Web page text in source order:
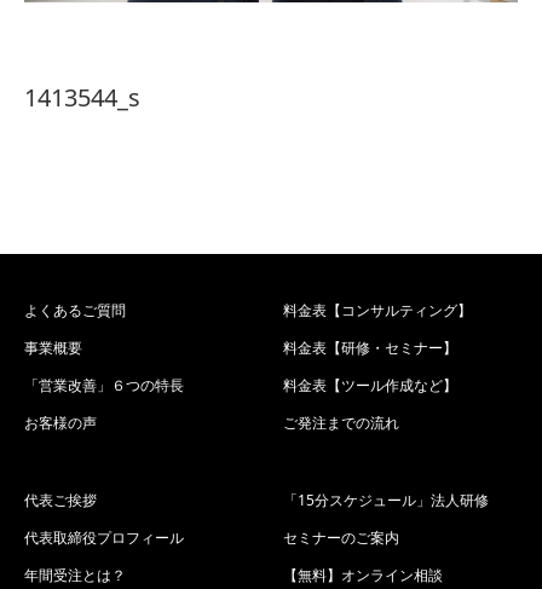
1413544_s
よくあるご質問
事業概要
「営業改善」６つの特長
お客様の声
料金表【コンサルティング】
料金表【研修・セミナー】
料金表【ツール作成など】
ご発注までの流れ
代表ご挨拶
代表取締役プロフィール
年間受注とは？
「15分スケジュール」法人研修
セミナーのご案内
【無料】オンライン相談